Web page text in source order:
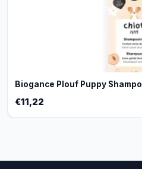
Biogance Plouf Puppy
€11,22